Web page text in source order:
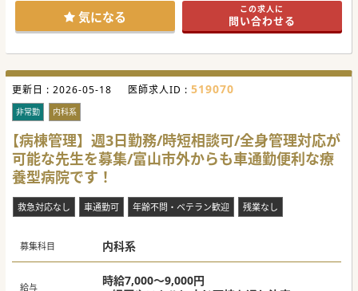
気になる この求人に
問い合わせる
更新日 : 2026-05-18 医師求人ID : 519070
非常勤 内科系
【病棟管理】週3日勤務/時短相談可/全身管理対応が
可能な先生を募集/富山市外からも車通勤便利な療
養型病院です！
救急対応なし 車通勤可 年齢不問・ベテラン歓迎 残業なし
募集科目 内科系
給与
時給7,000～9,000円